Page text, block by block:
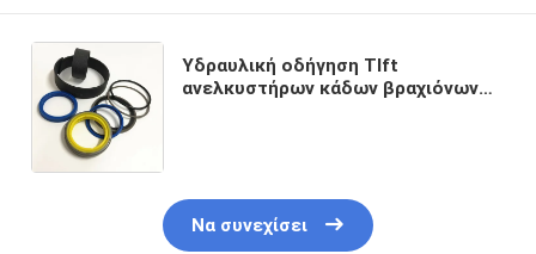
Υδραυλική οδήγηση Tlft
ανελκυστήρων κάδων βραχιόνων
Να συνεχίσει